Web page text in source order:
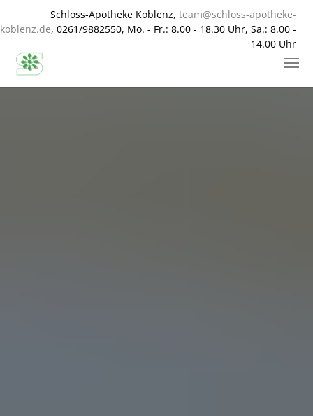
Zum Hauptinhalt springen
Schloss-Apotheke Koblenz, team@schloss-apotheke-
koblenz.de, 0261/9882550, Mo. - Fr.: 8.00 - 18.30 Uhr, Sa.: 8.00 -
14.00 Uhr